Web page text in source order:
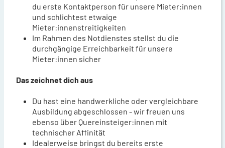
du erste Kontaktperson für unsere Mieter:innen
und schlichtest etwaige
Mieter:innenstreitigkeiten
Im Rahmen des Notdienstes stellst du die
durchgängige Erreichbarkeit für unsere
Mieter:innen sicher
Das zeichnet dich aus
Du hast eine handwerkliche oder vergleichbare
Ausbildung abgeschlossen - wir freuen uns
ebenso über Quereinsteiger:innen mit
technischer Affinität
Idealerweise bringst du bereits erste